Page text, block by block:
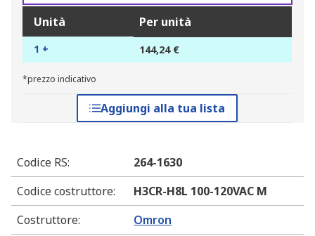
Unità Per unità
1 + 144,24 €
*prezzo indicativo
Aggiungi alla tua lista
Codice RS:
264-1630
Codice costruttore:
H3CR-H8L 100-120VAC M
Costruttore: Omron